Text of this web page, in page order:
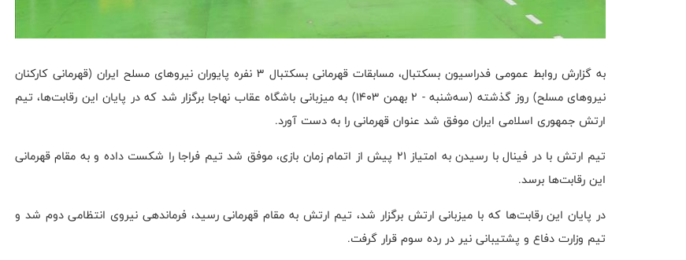
به گزارش روابط عمومی فدراسیون بسکتبال، مسابقات قهرمانی بسکتبال ۳ نفره پایوران نیروهای مسلح ایران (قهرمانی کارکنان
نیروهای مسلح) روز گذشته (سه‌شنبه - ۲ بهمن ۱۴۰۳) به میزبانی باشگاه عقاب نهاجا برگزار شد که در پایان این رقابت‌ها، تیم
ارتش جمهوری اسلامی ایران موفق شد عنوان قهرمانی را به دست آورد.
تیم ارتش با در فینال با رسیدن به امتیاز ۲۱ پیش از اتمام زمان بازی، موفق شد تیم فراجا را شکست داده و به مقام قهرمانی
این رقابت‌ها برسد.
در پایان این رقابت‌ها که با میزبانی ارتش برگزار شد، تیم ارتش به مقام قهرمانی رسید، فرماندهی نیروی انتظامی دوم شد و
تیم وزارت دفاع و پشتیبانی نیر در رده سوم قرار گرفت.